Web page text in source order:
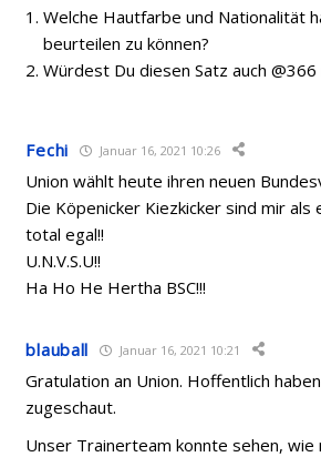
Welche Hautfarbe und Nationalität
beurteilen zu können?
Würdest Du diesen Satz auch
Fechi Januar 16, 2021 10:26
Union wählt heute ihren neuen
Die Köpenicker Kiezkicker sind mir
total egal!!
U.N.V.S.U!!
Ha Ho He Hertha BSC!!!
blauball Januar 16, 2021 10:21
Gratulation an Union. Hoffentlich
zugeschaut.
Unser Trainerteam konnte sehen, wie